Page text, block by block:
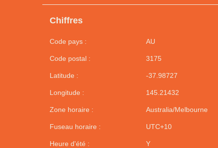
Chiffres
Code pays : AU
Code postal : 3175
Latitude : -37.98727
Longitude : 145.21432
Zone horaire : Australia/Melbourne
Fuseau horaire : UTC+10
Heure d'été : Y